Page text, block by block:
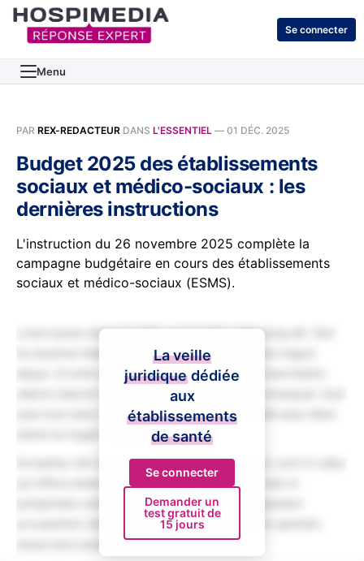
Se connecter
Menu
PAR REX-REDACTEUR DANS L'ESSENTIEL — 01 DÉC. 2025
Budget 2025 des établissements
sociaux et médico-sociaux : les
dernières instructions
L'instruction du 26 novembre 2025 complète la
campagne budgétaire en cours des établissements
sociaux et médico-sociaux (ESMS).
Lorem ipsum dolor sit amet, consectetur adipiscing elit. Sed
do eiusmod tempor incididunt ut labore et dolore magna
aliqua. Ut enim ad minim veniam, quis nostrud exercitation
ullamco laboris nisi ut aliquip ex ea commodo consequat. Duis
aute irure dolor in reprehenderit in voluptate velit esse cillum
dolore eu fugiat nulla pariatur.
Excepteur sint occaecat cupidatat non proident, sunt in culpa
qui officia deserunt mollit anim id est laborum. Sed ut
perspiciatis unde omnis iste natus error sit voluptatem
accusantium doloremque laudantium, totam rem aperiam,
eaque ipsa quae ab illo inventore veritatis.
La veille
juridique dédiée
aux
établissements
de santé
Se connecter
Demander un
test gratuit de
15 jours